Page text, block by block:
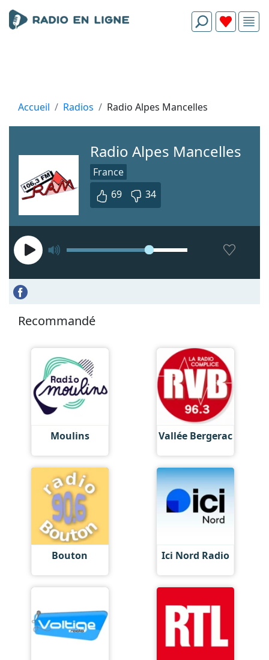
Accueil Radios Radio Alpes Mancelles
Radio Alpes Mancelles
France
69
34
Recommandé
Moulins Vallée Bergerac
Bouton Ici Nord Radio